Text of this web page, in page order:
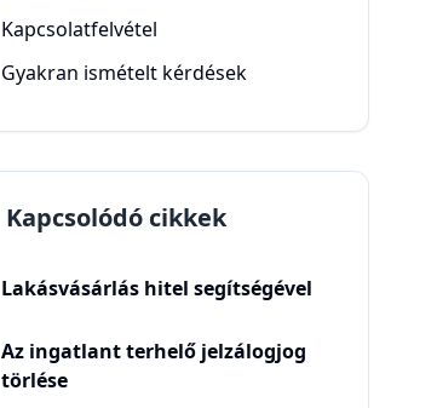
Kapcsolatfelvétel
Gyakran ismételt kérdések
Kapcsolódó cikkek
Lakásvásárlás hitel segítségével
Az ingatlant terhelő jelzálogjog
törlése